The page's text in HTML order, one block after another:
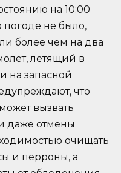
на 10:00
не было,
более чем на два
летящий в
на запасной
что
вызвать
даже отмены
очищать
и перроны, а